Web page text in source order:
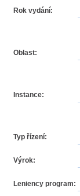
Rok vydání:
Oblast:
Instance:
Typ řízení:
Výrok:
Leniency program: